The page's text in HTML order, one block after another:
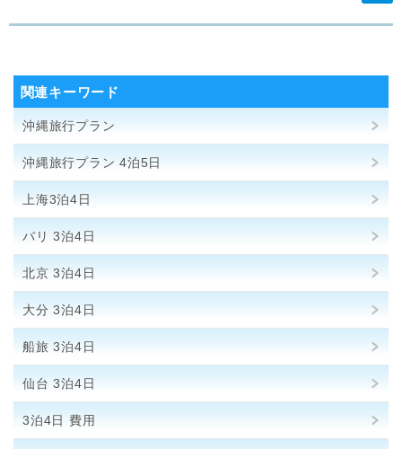
関連キーワード
沖縄旅行プラン
沖縄旅行プラン 4泊5日
上海3泊4日
バリ 3泊4日
北京 3泊4日
大分 3泊4日
船旅 3泊4日
仙台 3泊4日
3泊4日 費用